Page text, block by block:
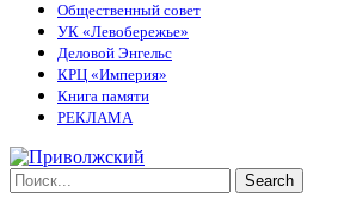
Общественный совет
УК «Левобережье»
Деловой Энгельс
КРЦ «Империя»
Книга памяти
РЕКЛАМА